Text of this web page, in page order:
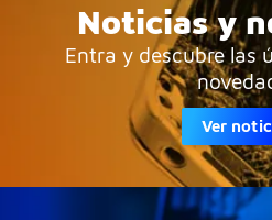
Noticias y
Entra y descubre las
Ver